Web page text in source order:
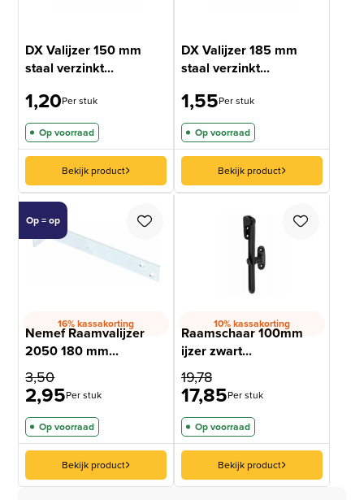
DX Valijzer 150 mm
staal verzinkt...
1,20Per stuk
Op voorraad
Bekijk product
DX Valijzer 185 mm
staal verzinkt...
1,55Per stuk
Op voorraad
Bekijk product
Op = op
16% kassakorting
Nemef Raamvalijzer
2050 180 mm...
3,50
2,95Per stuk
Op voorraad
Bekijk product
10% kassakorting
Raamschaar 100mm
ijzer zwart...
19,78
17,85Per stuk
Op voorraad
Bekijk product